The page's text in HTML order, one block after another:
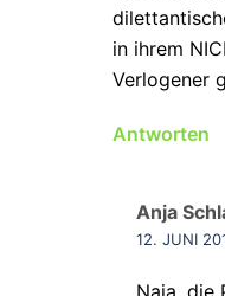
in ihrem
Verlogener
Antworten
Anja
12. JUNI
Naja, die